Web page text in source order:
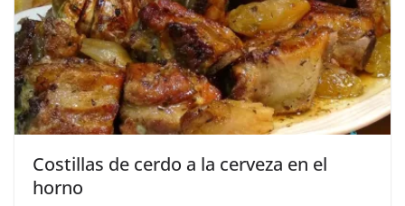
Costillas de cerdo a la cerveza en el
horno